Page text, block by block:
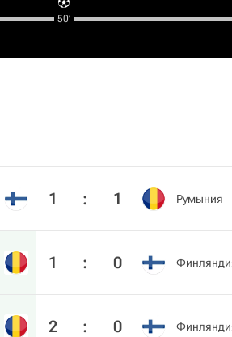
50‎’‎
1 : 1 Румыния
1 : 0
2 : 0